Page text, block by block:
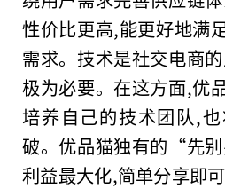
性价比更高,能更好地满
需求。技术是社交电商
极为必要。在这方面,优
培养自己的技术团队,
破。优品猫独有的“先
利益最大化,简单分享即